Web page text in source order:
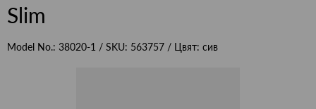
Slim
Model No.: 38020-1 / SKU: 563757 / Цвят: сив